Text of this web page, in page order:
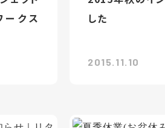
クス
した
2015.11.10